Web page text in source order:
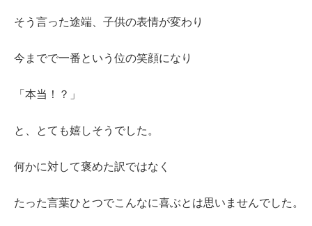
そう言った途端、子供の表情が変わり
今までで一番という位の笑顔になり
「本当！？」
と、とても嬉しそうでした。
何かに対して褒めた訳ではなく
たった言葉ひとつでこんなに喜ぶとは思いませんでした。